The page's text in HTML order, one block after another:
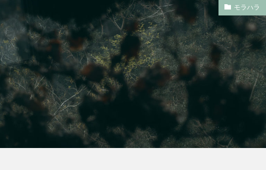
モラハラ